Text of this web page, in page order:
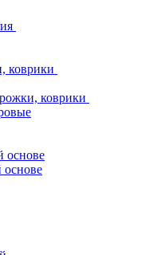
коврики
коврики
основе
основе